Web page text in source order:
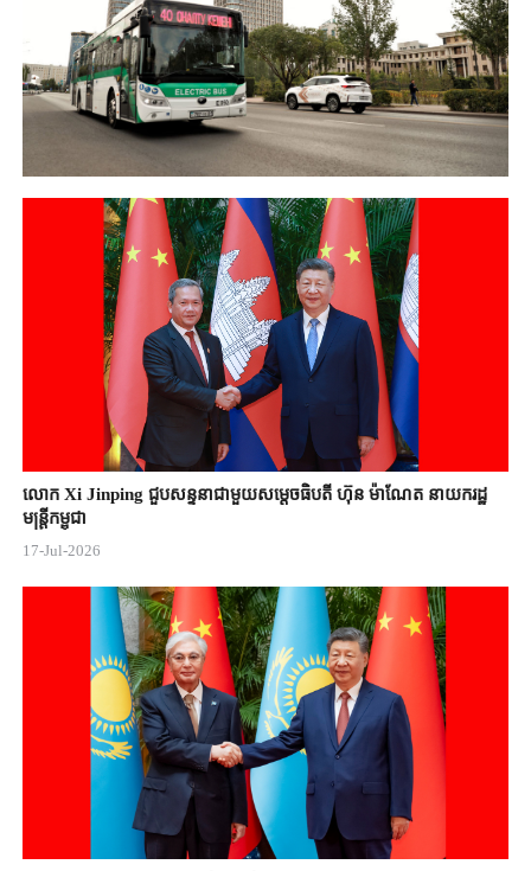
លោក Xi Jinping ជួបសន្ទនាជាមួយសម្តេចធិបតី ហ៊ុន ម៉ាណែត នាយករដ្ឋ
មន្ត្រីកម្ពុជា
17-Jul-2026